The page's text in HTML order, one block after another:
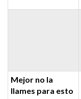
Mejor no la
llames para esto